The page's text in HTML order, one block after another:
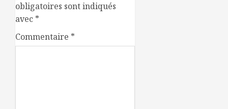
obligatoires sont indiqués
avec *
Commentaire *